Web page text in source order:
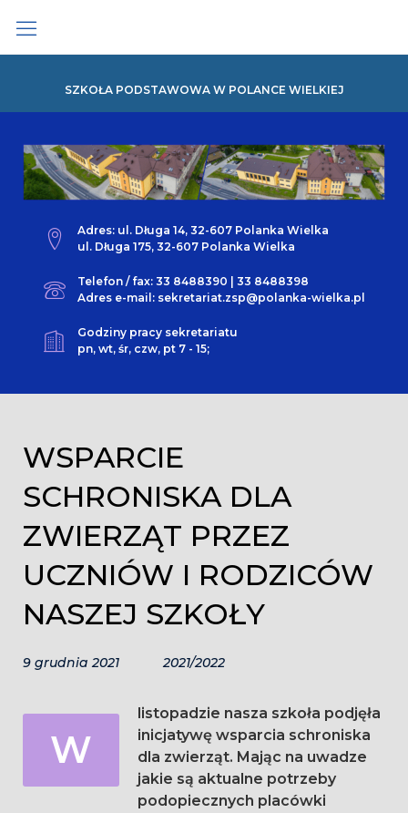
content
SZKOŁA PODSTAWOWA W POLANCE WIELKIEJ
Adres: ul. Długa 14, 32-607 Polanka Wielka
ul. Długa 175, 32-607 Polanka Wielka
Telefon / fax: 33 8488390 | 33 8488398
Adres e-mail: sekretariat.zsp@polanka-wielka.pl
Godziny pracy sekretariatu
pn, wt, śr, czw, pt 7 - 15;
WSPARCIE
SCHRONISKA DLA
ZWIERZĄT PRZEZ
UCZNIÓW I RODZICÓW
NASZEJ SZKOŁY
9 grudnia 2021 2021/2022
W
listopadzie nasza szkoła podjęła
inicjatywę wsparcia schroniska
dla zwierząt. Mając na uwadze
jakie są aktualne potrzeby
podopiecznych placówki